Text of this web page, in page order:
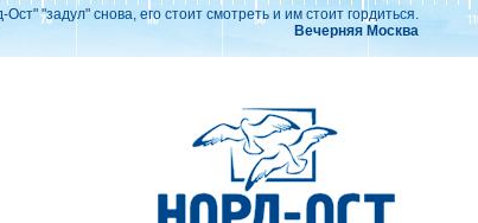
Ост" "задул" снова, его стоит смотреть и им стоит гордиться.
Вечерняя Москва